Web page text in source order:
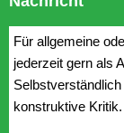
Für allgemeine
jederzeit gern als
konstruktive Kritik.